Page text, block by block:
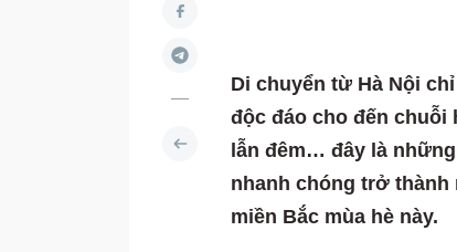
Di chuyển từ Hà Nội
độc đáo cho đến chuỗi
lẫn đêm… đây là
nhanh chóng trở thành
miền Bắc mùa hè này.